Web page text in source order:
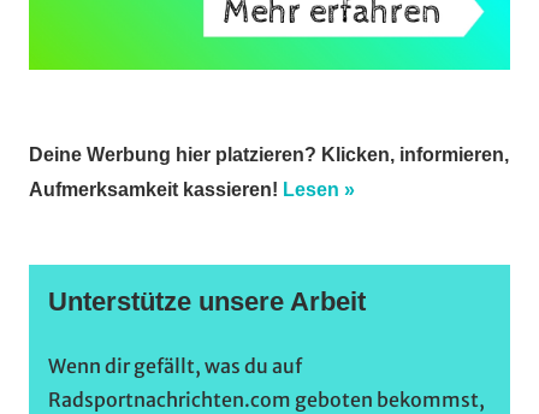
Deine Werbung hier platzieren? Klicken, informieren,
Aufmerksamkeit kassieren! Lesen »
Unterstütze unsere Arbeit
Wenn dir gefällt, was du auf
Radsportnachrichten.com geboten bekommst,